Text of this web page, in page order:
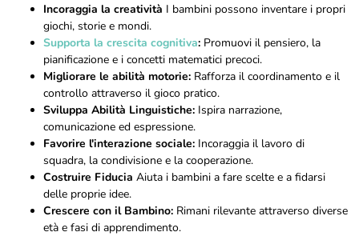
Incoraggia la creatività I bambini possono inventare i propri
giochi, storie e mondi.
Supporta la crescita cognitiva: Promuovi il pensiero, la
pianificazione e i concetti matematici precoci.
Migliorare le abilità motorie: Rafforza il coordinamento e il
controllo attraverso il gioco pratico.
Sviluppa Abilità Linguistiche: Ispira narrazione,
comunicazione ed espressione.
Favorire l'interazione sociale: Incoraggia il lavoro di
squadra, la condivisione e la cooperazione.
Costruire Fiducia Aiuta i bambini a fare scelte e a fidarsi
delle proprie idee.
Crescere con il Bambino: Rimani rilevante attraverso diverse
età e fasi di apprendimento.